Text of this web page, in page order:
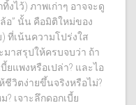
งไว้) ภาพเก่าๆ อาจจะดู
อ” นั้น คือมิติใหม่ของ
ที่เน้นความโปร่งใส
มาสรุปให้ครบจบว่า ถ้า
ยแพงหรือเปล่า? และไอ
ชีวิตง่ายขึ้นจริงหรือไม่?
เจาะลึกดอกเบี้ย